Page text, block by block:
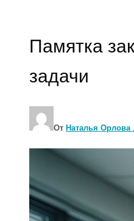
Памятка
задачи
От Наталья Орлова